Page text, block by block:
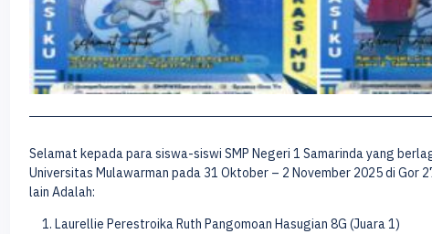
Selamat kepada para siswa-siswi SMP Negeri 1 Samarinda yang
Universitas Mulawarman pada 31 Oktober – 2 November 2025 di Gor
lain Adalah:
Laurellie Perestroika Ruth Pangomoan Hasugian 8G (Juara 1)